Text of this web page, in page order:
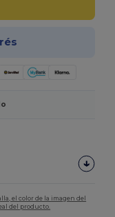
el color de la imagen del
del producto.